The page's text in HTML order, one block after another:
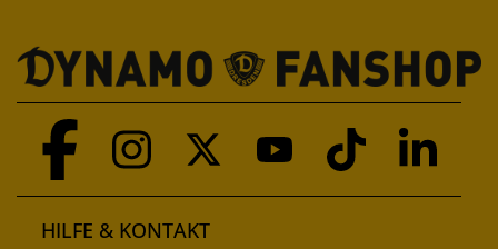
HILFE & KONTAKT